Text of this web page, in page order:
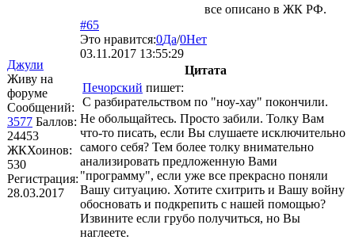
все описано в ЖК РФ.
Джули
Живу на
форуме
Сообщений:
3577 Баллов:
24453
ЖКХоинов:
530
Регистрация:
28.03.2017
#65
Это нравится:0Да/0Нет
03.11.2017 13:55:29
Цитата
Печорский пишет:
С разбирательством по "ноу-хау" покончили.
Не обольщайтесь. Просто забили. Толку Вам
что-то писать, если Вы слушаете исключительно
самого себя? Тем более толку внимательно
анализировать предложенную Вами
"программу", если уже все прекрасно поняли
Вашу ситуацию. Хотите схитрить и Вашу войну
обосновать и подкрепить с нашей помощью?
Извините если грубо получиться, но Вы
наглеете.